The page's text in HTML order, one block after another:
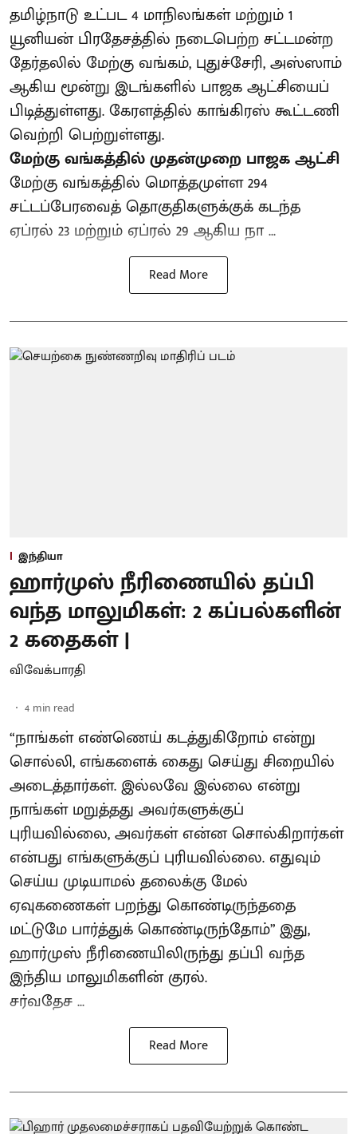
தமிழ்நாடு உட்பட 4 மாநிலங்கள் மற்றும் 1
யூனியன் பிரதேசத்தில் நடைபெற்ற சட்டமன்ற
தேர்தலில் மேற்கு வங்கம், புதுச்சேரி, அஸ்ஸாம்
ஆகிய மூன்று இடங்களில் பாஜக ஆட்சியைப்
பிடித்துள்ளது. கேரளத்தில் காங்கிரஸ் கூட்டணி
வெற்றி பெற்றுள்ளது.
மேற்கு வங்கத்தில் முதன்முறை பாஜக ஆட்சி
மேற்கு வங்கத்தில் மொத்தமுள்ள 294
சட்டப்பேரவைத் தொகுதிகளுக்குக் கடந்த
ஏப்ரல் 23 மற்றும் ஏப்ரல் 29 ஆகிய நா ...
Read More
இந்தியா
ஹார்முஸ் நீரிணையில் தப்பி
வந்த மாலுமிகள்: 2 கப்பல்களின்
2 கதைகள் |
விவேக்பாரதி
4 min read
“நாங்கள் எண்ணெய் கடத்துகிறோம் என்று
சொல்லி, எங்களைக் கைது செய்து சிறையில்
அடைத்தார்கள். இல்லவே இல்லை என்று
நாங்கள் மறுத்தது அவர்களுக்குப்
புரியவில்லை, அவர்கள் என்ன சொல்கிறார்கள்
என்பது எங்களுக்குப் புரியவில்லை. எதுவும்
செய்ய முடியாமல் தலைக்கு மேல்
ஏவுகணைகள் பறந்து கொண்டிருந்ததை
மட்டுமே பார்த்துக் கொண்டிருந்தோம்” இது,
ஹார்முஸ் நீரிணையிலிருந்து தப்பி வந்த
இந்திய மாலுமிகளின் குரல்.
சர்வதேச ...
Read More